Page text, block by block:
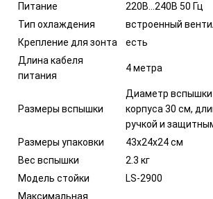
Питание
220В…240В 50 Гц
Тип охлаждения
встроенный
Крепление для зонта
есть
Длина кабеля
питания
4 метра
Размеры вспышки
Диаметр вспышки
корпуса 30 см,
ручкой и
Размеры упаковки
43х24х24 см
Вес вспышки
2.3 кг
Модель стойки
LS-2900
Максимальная